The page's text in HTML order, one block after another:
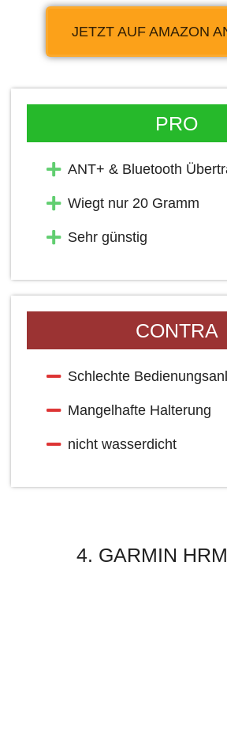
JETZT AUF AMAZON
PRO
ANT+ & Bluetooth
Wiegt nur 20 Gramm
Sehr günstig
CONTRA
Schlechte
Mangelhafte Halterung
nicht wasserdicht
4. GARMIN